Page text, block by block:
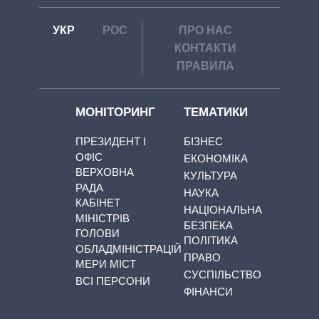
УКР РОС
ПРО НАС
КОНТАКТИ
ПРАВИЛА
МОНІТОРИНГ
ПРЕЗИДЕНТ І
ОФІС
ВЕРХОВНА
РАДА
КАБІНЕТ
МІНІСТРІВ
ГОЛОВИ
ОБЛАДМІНІСТРАЦІЙ
МЕРИ МІСТ
ВСІ ПЕРСОНИ
ТЕМАТИКИ
БІЗНЕС
ЕКОНОМІКА
КУЛЬТУРА
НАУКА
НАЦІОНАЛЬНА
БЕЗПЕКА
ПОЛІТИКА
ПРАВО
СУСПІЛЬСТВО
ФІНАНСИ